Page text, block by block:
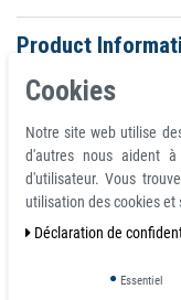
Product
Aimant rond Disque Ø
Nickelé - tient 50 kg
Matériau NdFeB
Former un disque
Diamètre 60 mm
Hauteur 10 mm
Direction de
Magnétisation N40
Cookies
Notre site web utilise
d'autres nous aident
d'utilisateur. Vous
utilisation des cookies
Déclaration de
Essentiel